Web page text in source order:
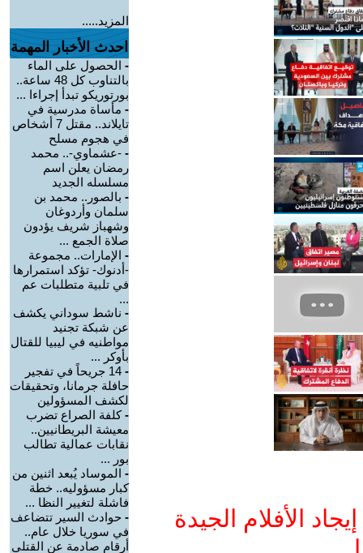
الأفلام الجيدة
المزيد.....
احدث الأخبار المهمة
- الحصول على الماء
بالتناوب كل 48 ساعة..
بورتوريكو تبدأ إجراءا ...
- مأساة مدرسية في
تايلاند.. مقتل 7 أشخاص
في هجوم مسلح
- -عشماوي-.. محمد
رمضان يعلن اسم
مسلسله الجديد
- بالصور.. محمد بن
سلمان وأردوغان
وشهباز شريف يؤدون
صلاة الجمع ...
- الإمارات.. مجموعة
-أدنوك- تؤكد استمرارها
في تلبية متطلبات عم
...
- ناشط سوداني يكشف
عن شبكة تجنيد
مواطنيه في ليبيا للقتال
بأوكر ...
-
14 جريحاً في تفجير
حافلة جرمانا، وتحقيقات
لكشف المسؤولين
-كلفة الصراع تضرب
معيشة البريطانيين..
نقابات عمالية تطالب
بور ...
- الموساد يُبعد اثنين من
كبار مسؤوليه.. خطة
فاشلة لتغيير النظا ...
- حوادث السير تتضاعف
في سوريا خلال عام..
أرقام صادمة عن القتلى